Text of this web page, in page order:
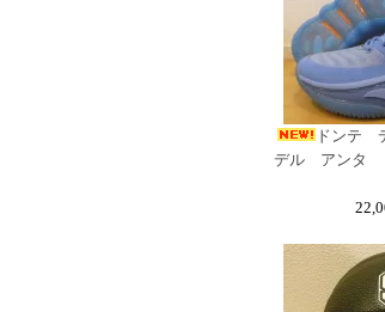
ドンテ
デル アンタ